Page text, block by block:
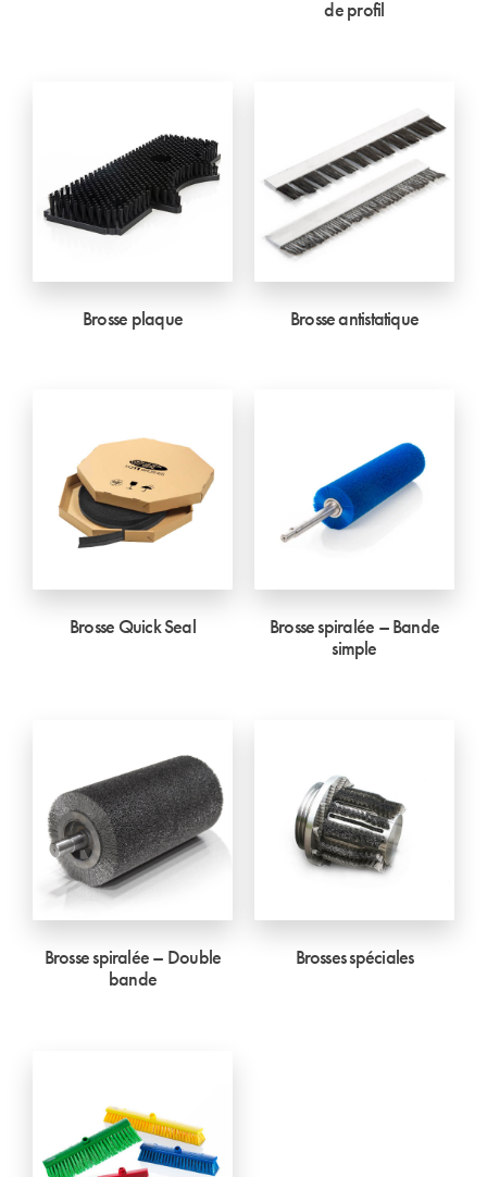
de profil
Brosse plaque Brosse antistatique
Brosse Quick Seal
Brosse spiralée – Bande
simple
Brosse spiralée – Double
bande
Brosses spéciales